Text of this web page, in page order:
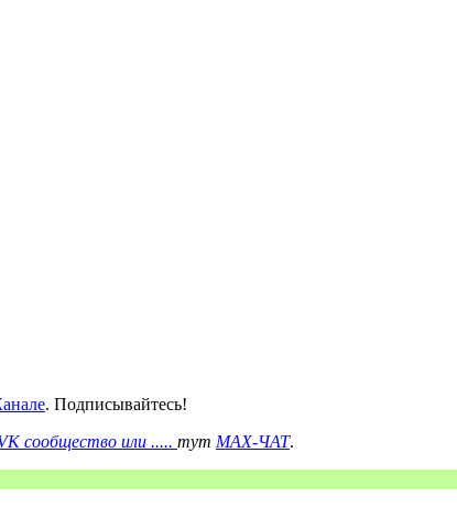
. Подписывайтесь!
сообщество или ..... тут MAX-ЧАТ.